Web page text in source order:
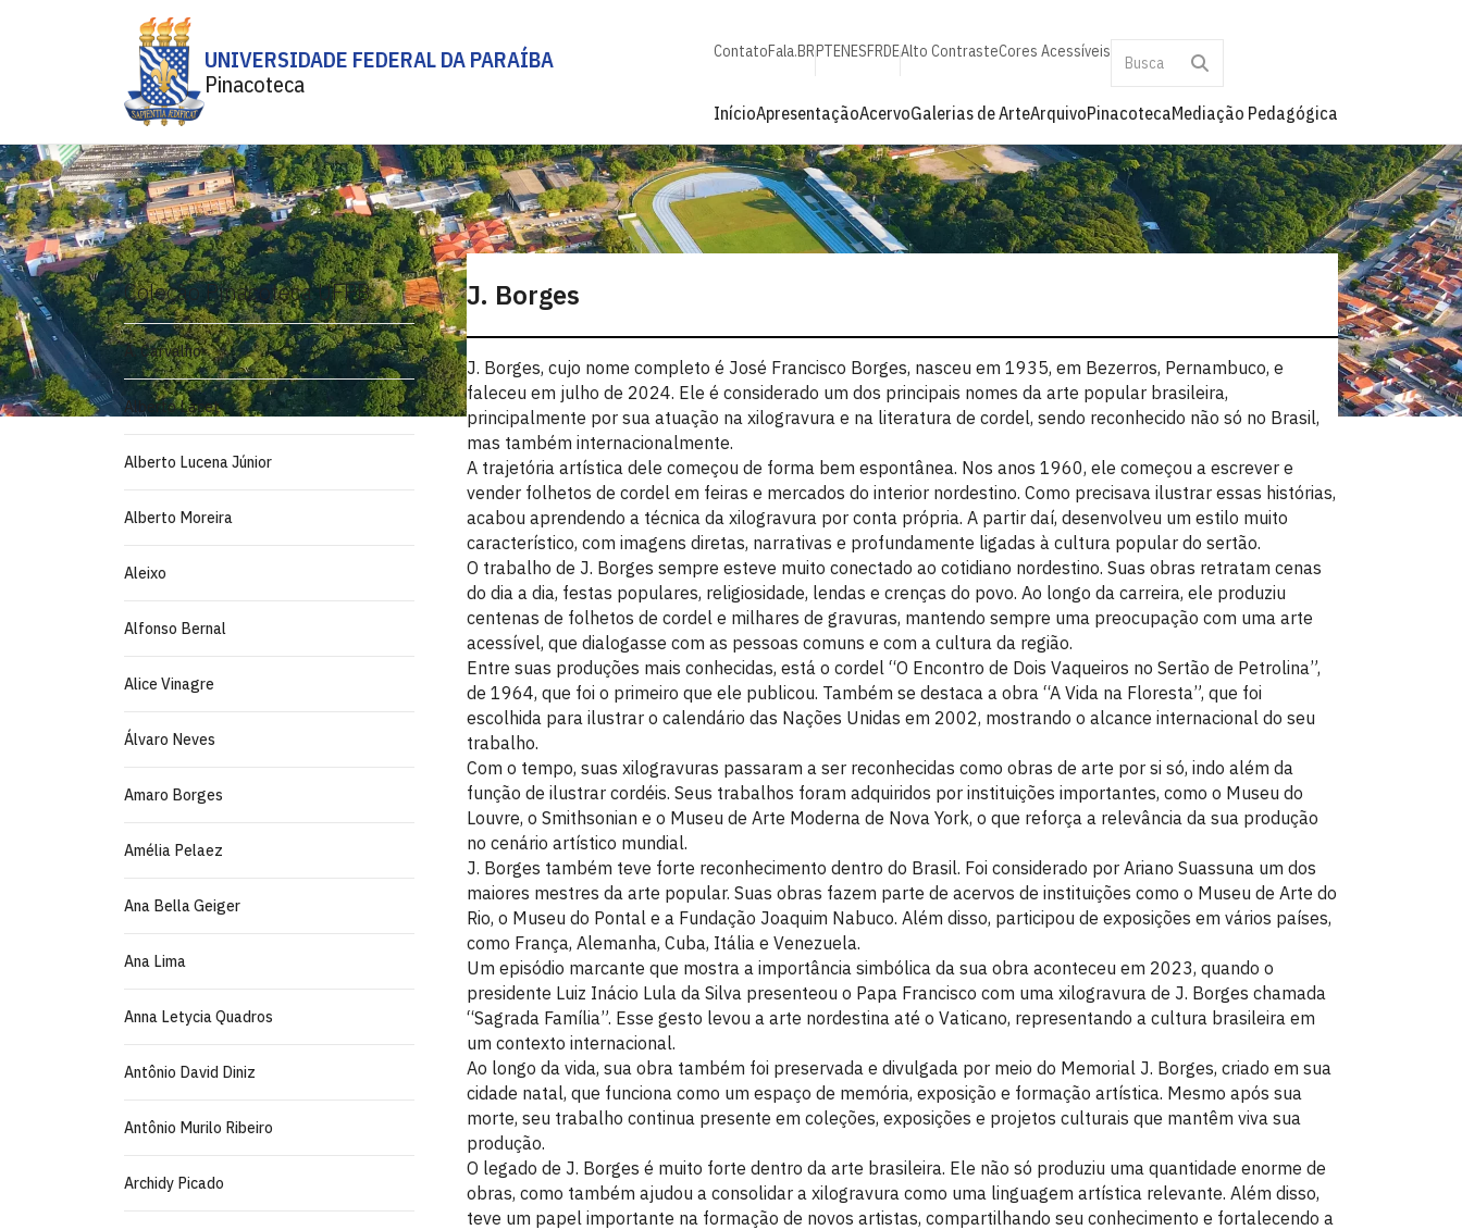
UNIVERSIDADE FEDERAL DA PARAÍBA
Pinacoteca
ContatoFala.BRPTENESFRDEAlto ContrasteCores Acessíveis
InícioApresentaçãoAcervoGalerias de ArteArquivoPinacotecaMediação Pedagógica
Coleção Pinacoteca UFPB
A. Carvalho
Alberto Lacet
Alberto Lucena Júnior
Alberto Moreira
Aleixo
Alfonso Bernal
Alice Vinagre
Álvaro Neves
Amaro Borges
Amélia Pelaez
Ana Bella Geiger
Ana Lima
Anna Letycia Quadros
Antônio David Diniz
Antônio Murilo Ribeiro
Archidy Picado
J. Borges
J. Borges, cujo nome completo é José Francisco Borges, nasceu em 1935, em Bezerros, Pernambuco, e
faleceu em julho de 2024. Ele é considerado um dos principais nomes da arte popular brasileira,
principalmente por sua atuação na xilogravura e na literatura de cordel, sendo reconhecido não só no Brasil,
mas também internacionalmente.
A trajetória artística dele começou de forma bem espontânea. Nos anos 1960, ele começou a escrever e
vender folhetos de cordel em feiras e mercados do interior nordestino. Como precisava ilustrar essas histórias,
acabou aprendendo a técnica da xilogravura por conta própria. A partir daí, desenvolveu um estilo muito
característico, com imagens diretas, narrativas e profundamente ligadas à cultura popular do sertão.
O trabalho de J. Borges sempre esteve muito conectado ao cotidiano nordestino. Suas obras retratam cenas
do dia a dia, festas populares, religiosidade, lendas e crenças do povo. Ao longo da carreira, ele produziu
centenas de folhetos de cordel e milhares de gravuras, mantendo sempre uma preocupação com uma arte
acessível, que dialogasse com as pessoas comuns e com a cultura da região.
Entre suas produções mais conhecidas, está o cordel “O Encontro de Dois Vaqueiros no Sertão de Petrolina”,
de 1964, que foi o primeiro que ele publicou. Também se destaca a obra “A Vida na Floresta”, que foi
escolhida para ilustrar o calendário das Nações Unidas em 2002, mostrando o alcance internacional do seu
trabalho.
Com o tempo, suas xilogravuras passaram a ser reconhecidas como obras de arte por si só, indo além da
função de ilustrar cordéis. Seus trabalhos foram adquiridos por instituições importantes, como o Museu do
Louvre, o Smithsonian e o Museu de Arte Moderna de Nova York, o que reforça a relevância da sua produção
no cenário artístico mundial.
J. Borges também teve forte reconhecimento dentro do Brasil. Foi considerado por Ariano Suassuna um dos
maiores mestres da arte popular. Suas obras fazem parte de acervos de instituições como o Museu de Arte do
Rio, o Museu do Pontal e a Fundação Joaquim Nabuco. Além disso, participou de exposições em vários países,
como França, Alemanha, Cuba, Itália e Venezuela.
Um episódio marcante que mostra a importância simbólica da sua obra aconteceu em 2023, quando o
presidente Luiz Inácio Lula da Silva presenteou o Papa Francisco com uma xilogravura de J. Borges chamada
“Sagrada Família”. Esse gesto levou a arte nordestina até o Vaticano, representando a cultura brasileira em
um contexto internacional.
Ao longo da vida, sua obra também foi preservada e divulgada por meio do Memorial J. Borges, criado em sua
cidade natal, que funciona como um espaço de memória, exposição e formação artística. Mesmo após sua
morte, seu trabalho continua presente em coleções, exposições e projetos culturais que mantêm viva sua
produção.
O legado de J. Borges é muito forte dentro da arte brasileira. Ele não só produziu uma quantidade enorme de
obras, como também ajudou a consolidar a xilogravura como uma linguagem artística relevante. Além disso,
teve um papel importante na formação de novos artistas, compartilhando seu conhecimento e fortalecendo a